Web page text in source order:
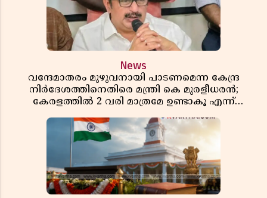
News
വന്ദേമാതരം മുഴുവനായി പാടണമെന്ന കേന്ദ്ര
നിർദേശത്തിനെതിരെ മന്ത്രി കെ മുരളീധരൻ;
കേരളത്തിൽ 2 വരി മാത്രമേ ഉണ്ടാകൂ എന്ന്